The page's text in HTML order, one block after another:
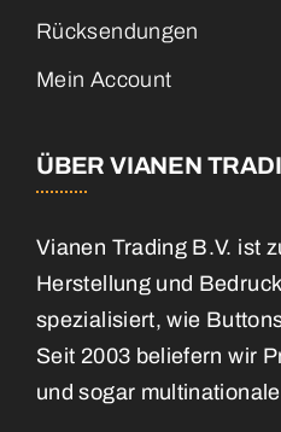
Rücksendungen
Mein Account
ÜBER VIANEN
Vianen Trading B.V. ist
Herstellung und
spezialisiert, wie
Seit 2003 beliefern wir
und sogar